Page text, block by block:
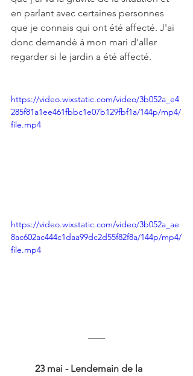
en parlant avec certaines personnes
que je connais qui ont été affecté. J'ai
donc demandé à mon mari d'aller
regarder si le jardin a été affecté.
https://video.wixstatic.com/video/3b052a_e4
285f81a1ee461fbbc1e07b129fbf1a/144p/mp4/
file.mp4
https://video.wixstatic.com/video/3b052a_ae
8ac602ac444c1daa99dc2d55f82f8a/144p/mp4/
file.mp4
23 mai - Lendemain de la